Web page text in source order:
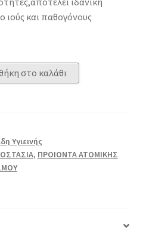
ιούς και παθογόνους
στο καλάθι
Υγιεινής
, ΠΡΟΙΟΝΤΑ ΑΤΟΜΙΚΗΣ